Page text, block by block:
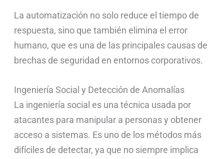
La automatización no solo reduce el tiempo de
respuesta, sino que también elimina el error
humano, que es una de las principales causas de
brechas de seguridad en entornos corporativos.
Ingeniería Social y Detección de Anomalías
La ingeniería social es una técnica usada por
atacantes para manipular a personas y obtener
acceso a sistemas. Es uno de los métodos más
difíciles de detectar, ya que no siempre implica